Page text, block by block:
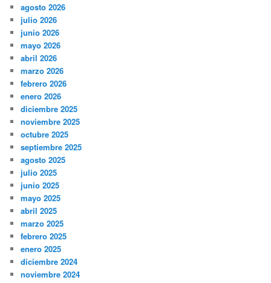
agosto 2026
julio 2026
junio 2026
mayo 2026
abril 2026
marzo 2026
febrero 2026
enero 2026
diciembre 2025
noviembre 2025
octubre 2025
septiembre 2025
agosto 2025
julio 2025
junio 2025
mayo 2025
abril 2025
marzo 2025
febrero 2025
enero 2025
diciembre 2024
noviembre 2024